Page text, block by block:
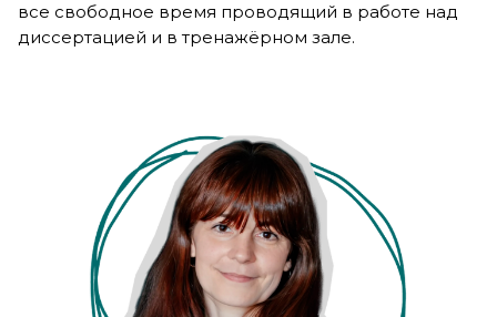
все свободное время проводящий в работе над
диссертацией и в тренажёрном зале.